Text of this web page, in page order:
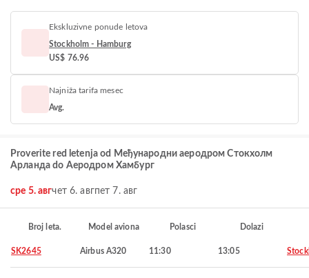
Ekskluzivne ponude letova
Stockholm - Hamburg
US$ 76.96
Najniža tarifa mesec
Avg.
Proverite red letenja od Међународни аеродром Стокхолм
Арланда do Аеродром Хамбург
сре 5. авгчет 6. авгпет 7. авг
Broj leta. Model aviona Polasci Dolazi
SK2645 Airbus A320 11:30 13:05